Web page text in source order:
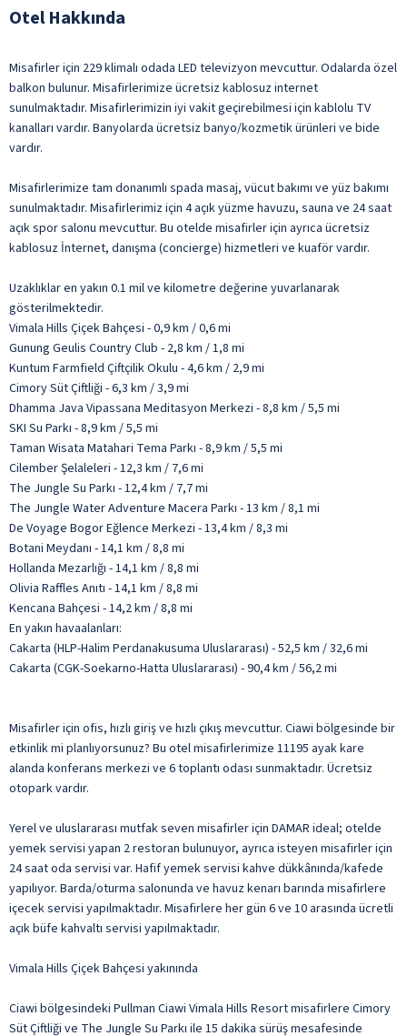
Otel Hakkında
Misafirler için 229 klimalı odada LED televizyon mevcuttur. Odalarda özel
balkon bulunur. Misafirlerimize ücretsiz kablosuz internet
sunulmaktadır. Misafirlerimizin iyi vakit geçirebilmesi için kablolu TV
kanalları vardır. Banyolarda ücretsiz banyo/kozmetik ürünleri ve bide
vardır.
Misafirlerimize tam donanımlı spada masaj, vücut bakımı ve yüz bakımı
sunulmaktadır. Misafirlerimiz için 4 açık yüzme havuzu, sauna ve 24 saat
açık spor salonu mevcuttur. Bu otelde misafirler için ayrıca ücretsiz
kablosuz İnternet, danışma (concierge) hizmetleri ve kuaför vardır.
Uzaklıklar en yakın 0.1 mil ve kilometre değerine yuvarlanarak
gösterilmektedir.
Vimala Hills Çiçek Bahçesi - 0,9 km / 0,6 mi
Gunung Geulis Country Club - 2,8 km / 1,8 mi
Kuntum Farmfield Çiftçilik Okulu - 4,6 km / 2,9 mi
Cimory Süt Çiftliği - 6,3 km / 3,9 mi
Dhamma Java Vipassana Meditasyon Merkezi - 8,8 km / 5,5 mi
SKI Su Parkı - 8,9 km / 5,5 mi
Taman Wisata Matahari Tema Parkı - 8,9 km / 5,5 mi
Cilember Şelaleleri - 12,3 km / 7,6 mi
The Jungle Su Parkı - 12,4 km / 7,7 mi
The Jungle Water Adventure Macera Parkı - 13 km / 8,1 mi
De Voyage Bogor Eğlence Merkezi - 13,4 km / 8,3 mi
Botani Meydanı - 14,1 km / 8,8 mi
Hollanda Mezarlığı - 14,1 km / 8,8 mi
Olivia Raffles Anıtı - 14,1 km / 8,8 mi
Kencana Bahçesi - 14,2 km / 8,8 mi
En yakın havaalanları:
Cakarta (HLP-Halim Perdanakusuma Uluslararası) - 52,5 km / 32,6 mi
Cakarta (CGK-Soekarno-Hatta Uluslararası) - 90,4 km / 56,2 mi
Misafirler için ofis, hızlı giriş ve hızlı çıkış mevcuttur. Ciawi bölgesinde bir
etkinlik mi planlıyorsunuz? Bu otel misafirlerimize 11195 ayak kare
alanda konferans merkezi ve 6 toplantı odası sunmaktadır. Ücretsiz
otopark vardır.
Yerel ve uluslararası mutfak seven misafirler için DAMAR ideal; otelde
yemek servisi yapan 2 restoran bulunuyor, ayrıca isteyen misafirler için
24 saat oda servisi var. Hafif yemek servisi kahve dükkânında/kafede
yapılıyor. Barda/oturma salonunda ve havuz kenarı barında misafirlere
içecek servisi yapılmaktadır. Misafirlere her gün 6 ve 10 arasında ücretli
açık büfe kahvaltı servisi yapılmaktadır.
Vimala Hills Çiçek Bahçesi yakınında
Ciawi bölgesindeki Pullman Ciawi Vimala Hills Resort misafirlere Cimory
Süt Çiftliği ve The Jungle Su Parkı ile 15 dakika sürüş mesafesinde